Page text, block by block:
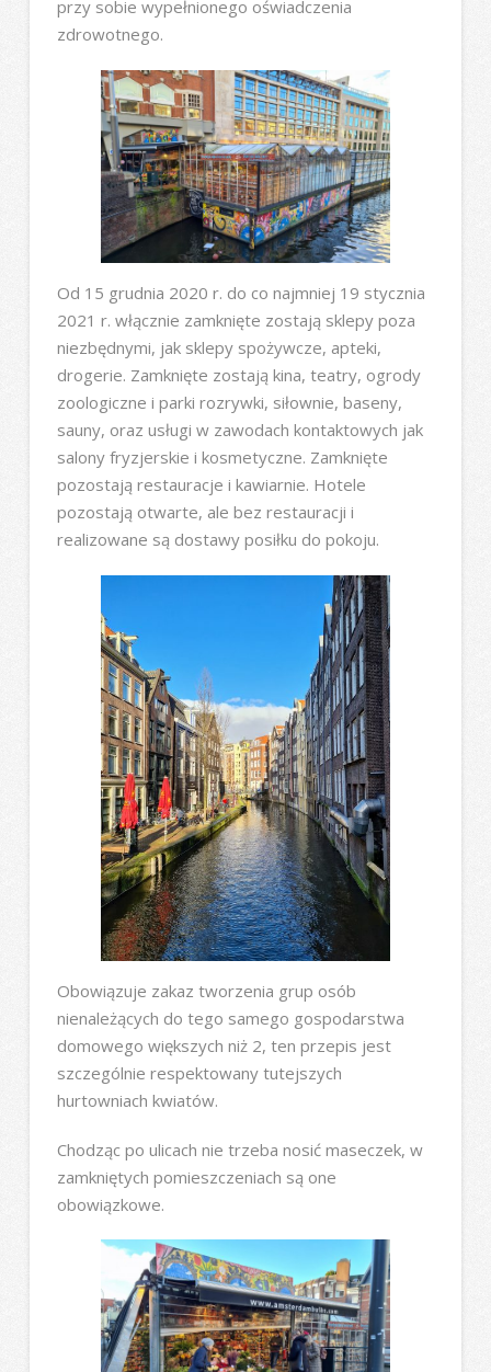
przy sobie wypełnionego oświadczenia
zdrowotnego.
Od 15 grudnia 2020 r. do co najmniej 19 stycznia
2021 r. włącznie zamknięte zostają sklepy poza
niezbędnymi, jak sklepy spożywcze, apteki,
drogerie. Zamknięte zostają kina, teatry, ogrody
zoologiczne i parki rozrywki, siłownie, baseny,
sauny, oraz usługi w zawodach kontaktowych jak
salony fryzjerskie i kosmetyczne. Zamknięte
pozostają restauracje i kawiarnie. Hotele
pozostają otwarte, ale bez restauracji i
realizowane są dostawy posiłku do pokoju.
Obowiązuje zakaz tworzenia grup osób
nienależących do tego samego gospodarstwa
domowego większych niż 2, ten przepis jest
szczególnie respektowany tutejszych
hurtowniach kwiatów.
Chodząc po ulicach nie trzeba nosić maseczek, w
zamkniętych pomieszczeniach są one
obowiązkowe.